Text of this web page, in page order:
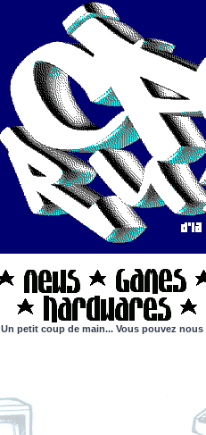
Un petit coup de main... Vous pouvez